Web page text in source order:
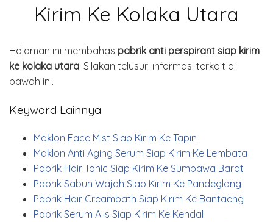
Kirim Ke Kolaka Utara
Halaman ini membahas pabrik anti perspirant siap kirim
ke kolaka utara. Silakan telusuri informasi terkait di
bawah ini.
Keyword Lainnya
Maklon Face Mist Siap Kirim Ke Tapin
Maklon Anti Aging Serum Siap Kirim Ke Lembata
Pabrik Hair Tonic Siap Kirim Ke Sumbawa Barat
Pabrik Sabun Wajah Siap Kirim Ke Pandeglang
Pabrik Hair Creambath Siap Kirim Ke Bantaeng
Pabrik Serum Alis Siap Kirim Ke Kendal